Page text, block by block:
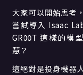
大家可以開始思考
嘗試導入 Isaac
GR00T 這樣的模
慧？
這絕對是投身機器